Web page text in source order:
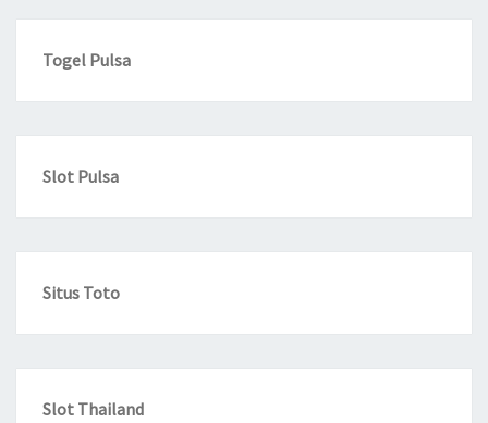
Togel Pulsa
Slot Pulsa
Situs Toto
Slot Thailand